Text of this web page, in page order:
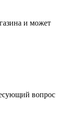
и может
вопрос